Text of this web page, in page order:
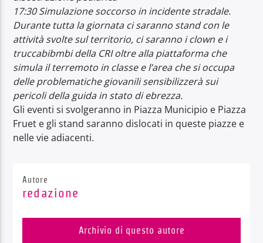
17:30 Simulazione soccorso in incidente stradale.
Durante tutta la giornata ci saranno stand con le
attività svolte sul territorio, ci saranno i clown e i
truccabibmbi della CRI oltre alla piattaforma che
simula il terremoto in classe e l’area che si occupa
delle problematiche giovanili sensibilizzerà sui
pericoli della guida in stato di ebrezza.
Gli eventi si svolgeranno in Piazza Municipio e Piazza
Fruet e gli stand saranno dislocati in queste piazze e
nelle vie adiacenti.
Autore
redazione
Archivio di questo autore